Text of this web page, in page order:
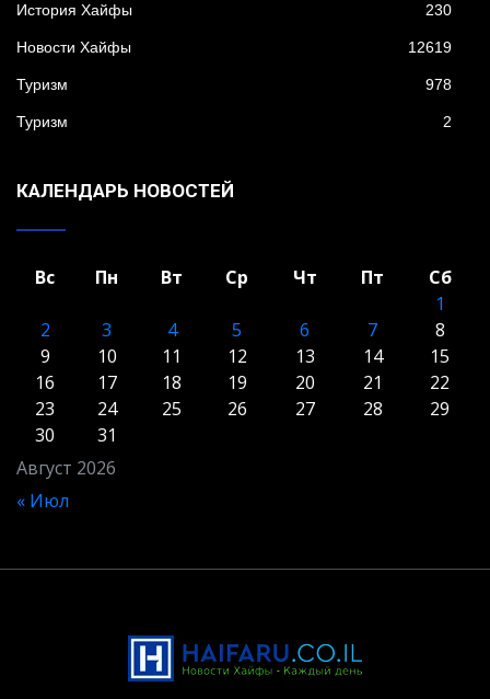
История Хайфы 230
Новости Хайфы 12619
Туризм 978
Туризм 2
КАЛЕНДАРЬ НОВОСТЕЙ
Август 2026
Вс Пн Вт Ср Чт Пт
Сб
1
2
3 4 5 6 7
8
9
10 11 12 13 14
15
16
17 18 19 20 21
22
23
24 25 26 27 28
29
30
31
« Июл